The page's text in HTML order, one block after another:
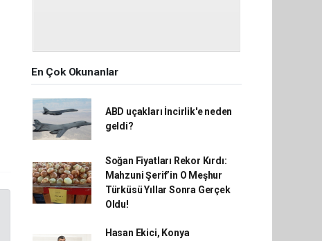
En Çok Okunanlar
ABD uçakları İncirlik'e neden
geldi?
Soğan Fiyatları Rekor Kırdı:
Mahzuni Şerif’in O Meşhur
Türküsü Yıllar Sonra Gerçek
Oldu!
Hasan Ekici, Konya